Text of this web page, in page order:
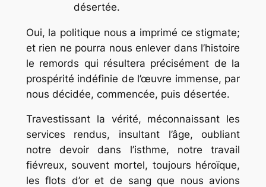
désertée.
Oui, la politique nous a imprimé ce stigmate;
et rien ne pourra nous enlever dans l’histoire
le remords qui résultera précisément de la
prospérité indéfinie de l’œuvre immense, par
nous décidée, commencée, puis désertée.
Travestissant la vérité, méconnaissant les
services rendus, insultant l’âge, oubliant
notre devoir dans l’isthme, notre travail
fiévreux, souvent mortel, toujours héroïque,
les flots d’or et de sang que nous avions